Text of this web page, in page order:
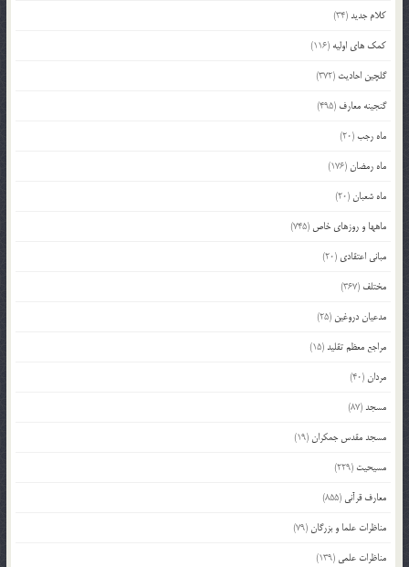
کلام جدید(34)
کمک های اولیه (116)
گلچین احادیث (372)
گنجینه معارف (495)
ماه رجب(20)
ماه رمضان(176)
ماه شعبان(20)
ماهها و روزهای خاص (745)
مبانی اعتقادی (20)
مختلف (367)
مدعیان دروغین (25)
مراجع معظم تقلید(15)
مردان(40)
مسجد(87)
مسجد مقدس جمکران(19)
مسیحیت (229)
معارف قرآنی (855)
مناظرات علما و بزرگان(79)
مناظرات علمی (139)